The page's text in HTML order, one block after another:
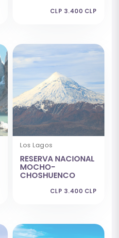
CLP 3.400 CLP
Los Lagos
RESERVA NACIONAL
MOCHO-
CHOSHUENCO
CLP 3.400 CLP